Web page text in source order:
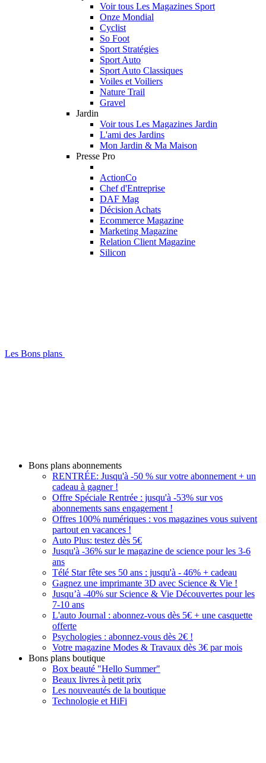
Voir tous Les Magazines Sport
Onze Mondial
Cyclist
So Foot
Sport Stratégies
Sport Auto
Sport Auto Classiques
Voiles et Voiliers
Nature Trail
Gravel
Jardin
Voir tous Les Magazines Jardin
L'ami des Jardins
Mon Jardin & Ma Maison
Presse Pro
ActionCo
Chef d'Entreprise
DAF Mag
Décision Achats
Ecommerce Magazine
Marketing Magazine
Relation Client Magazine
Silicon
Les Bons plans
Bons plans abonnements
RENTRÉE: Jusqu'à -50 % sur votre abonnement + un
cadeau à gagner !
Offre Spéciale Rentrée : jusqu'à -53% sur vos
abonnements sans engagement !
Offres 100% numériques : vos magazines vous suivent
partout en vacances !
Auto Plus: testez dès 5€
Jusqu'à -36% sur le magazine de science pour les 3-6
ans
Télé Star fête ses 50 ans : jusqu'à - 46% + cadeau
Gagnez une imprimante 3D avec Science & Vie !
Jusqu’à -40% sur Science & Vie Découvertes pour les
7-10 ans
L'auto Journal : abonnez-vous dès 5€ + une casquette
offerte
Psychologies : abonnez-vous dès 2€ !
Votre magazine Modes & Travaux dès 3€ par mois
Bons plans boutique
Box beauté "Hello Summer"
Beaux livres à petit prix
Les nouveautés de la boutique
Technologie et HiFi